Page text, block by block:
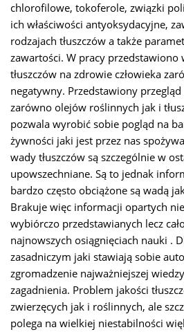
chlorofilowe, tokoferole, związki
ich właściwości antyoksydacyjne,
rodzajach tłuszczów a także
zawartości. W pracy przedstawiono
tłuszczów na zdrowie człowieka
negatywny. Przedstawiony
zarówno olejów roślinnych jak i
pozwala wyrobić sobie pogląd na
żywności jaki jest przez nas
wady tłuszczów są szczególnie w
upowszechniane. Są to jednak
bardzo często obciążone są wadą
Brakuje więc informacji opartych
wybiórczo przedstawianych lecz
najnowszych osiągnięciach nauki .
zasadniczym jaki stawiają sobie
zgromadzenie najważniejszej
zagadnienia. Problem jakości
zwierzęcych jak i roślinnych, ale
polega na wielkiej niestabilności